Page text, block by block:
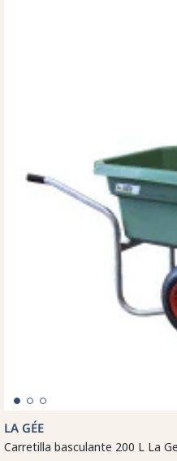
LA GÉE
Carretilla basculante 200 L La